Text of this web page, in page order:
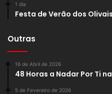
1 dia
Festa de Verão dos Olivais
Outras
16 de Abril de 2026
48 Horas a Nadar Por Ti
5 de Fevereiro de 2026